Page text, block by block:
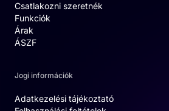
Csatlakozni szeretnék
Funkciók
Árak
ÁSZF
Jogi információk
Adatkezelési tájékoztató